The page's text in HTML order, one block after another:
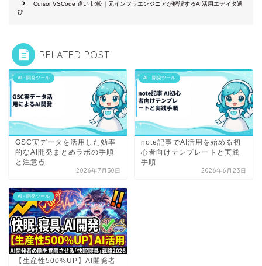
Cursor VSCode 違い 比較｜元インフラエンジニアが解説するAI活用エディタ選
び
RELATED POST
AI・開発ツール
GSC実データを活用した効率
的なAI開発まとめラボの手順
と注意点
2026年7月30日
AI・開発ツール
note記事でAI活用を始める初
心者向けテンプレートと実践
手順
2026年6月23日
AI・開発ツール
【生産性500%UP】AI開発者